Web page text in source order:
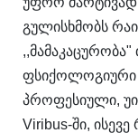
გულისხმობს
,,მამაკაცურობა"
ფსიქოლოგიური
პროფესიული,
Viribus-ში,